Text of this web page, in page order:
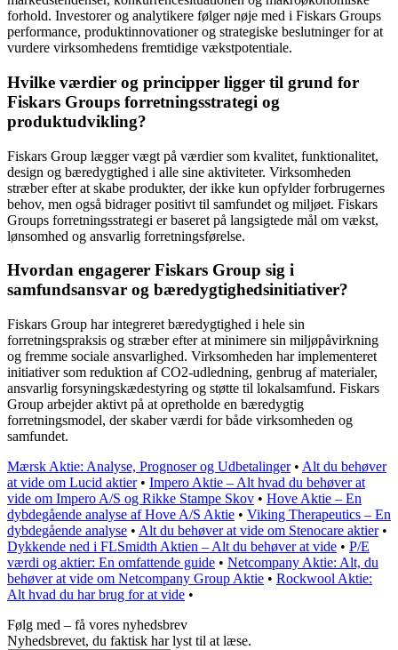
forhold. Investorer og analytikere følger nøje med i Fiskars Groups
performance, produktinnovationer og strategiske beslutninger for at
vurdere virksomhedens fremtidige vækstpotentiale.
Hvilke værdier og principper ligger til grund for
Fiskars Groups forretningsstrategi og
produktudvikling?
Fiskars Group lægger vægt på værdier som kvalitet, funktionalitet,
design og bæredygtighed i alle sine aktiviteter. Virksomheden
stræber efter at skabe produkter, der ikke kun opfylder forbrugernes
behov, men også bidrager positivt til samfundet og miljøet. Fiskars
Groups forretningsstrategi er baseret på langsigtede mål om vækst,
lønsomhed og ansvarlig forretningsførelse.
Hvordan engagerer Fiskars Group sig i
samfundsansvar og bæredygtighedsinitiativer?
Fiskars Group har integreret bæredygtighed i hele sin
forretningspraksis og stræber efter at minimere sin miljøpåvirkning
og fremme sociale ansvarlighed. Virksomheden har implementeret
initiativer som reduktion af CO2-udledning, genbrug af materialer,
ansvarlig forsyningskædestyring og støtte til lokalsamfund. Fiskars
Group arbejder aktivt på at opretholde en bæredygtig
forretningsmodel, der skaber værdi for både virksomheden og
samfundet.
Mærsk Aktie: Analyse, Prognoser og Udbetalinger• Alt du behøver
at vide om Lucid aktier• Impero Aktie – Alt hvad du behøver at
vide om Impero A/S og Rikke Stampe Skov • Hove Aktie – En
dybdegående analyse af Hove A/S Aktie • Viking Therapeutics – En
dybdegående analyse • Alt du behøver at vide om Stenocare aktier•
Dykkende ned i FLSmidth Aktien – Alt du behøver at vide • P/E
værdi og aktier: En omfattende guide • Netcompany Aktie: Alt, du
behøver at vide om Netcompany Group Aktie • Rockwool Aktie:
Alt hvad du har brug for at vide •
Følg med – få vores nyhedsbrev
Nyhedsbrevet, du faktisk har lyst til at læse.